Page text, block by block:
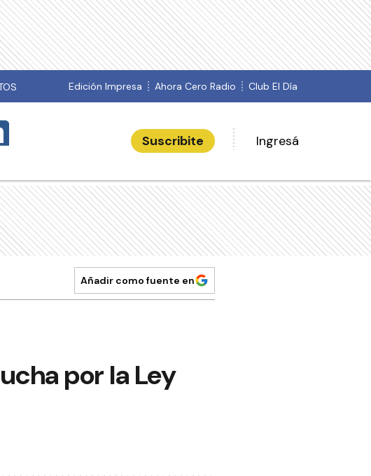
Edición Impresa Ahora Cero Radio Club El Día
Suscribite Ingresá
Añadir como fuente en
por la Ley